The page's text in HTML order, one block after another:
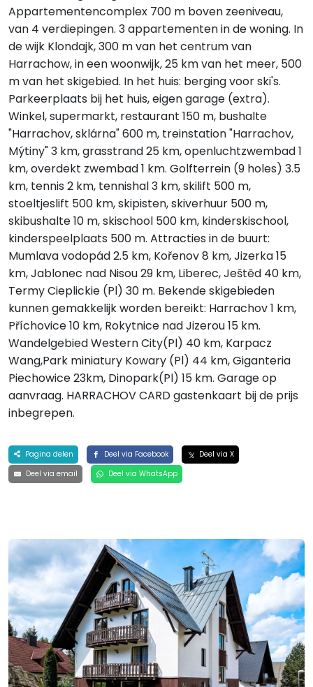
Appartementencomplex 700 m boven zeeniveau,
van 4 verdiepingen. 3 appartementen in de woning. In
de wijk Klondajk, 300 m van het centrum van
Harrachow, in een woonwijk, 25 km van het meer, 500
m van het skigebied. In het huis: berging voor ski's.
Parkeerplaats bij het huis, eigen garage (extra).
Winkel, supermarkt, restaurant 150 m, bushalte
"Harrachov, sklárna" 600 m, treinstation "Harrachov,
Mýtiny" 3 km, grasstrand 25 km, openluchtzwembad 1
km, overdekt zwembad 1 km. Golfterrein (9 holes) 3.5
km, tennis 2 km, tennishal 3 km, skilift 500 m,
stoeltjeslift 500 km, skipisten, skiverhuur 500 m,
skibushalte 10 m, skischool 500 km, kinderskischool,
kinderspeelplaats 500 m. Attracties in de buurt:
Mumlava vodopád 2.5 km, Kořenov 8 km, Jizerka 15
km, Jablonec nad Nisou 29 km, Liberec, Ještěd 40 km,
Termy Cieplickie (Pl) 30 m. Bekende skigebieden
kunnen gemakkelijk worden bereikt: Harrachov 1 km,
Příchovice 10 km, Rokytnice nad Jizerou 15 km.
Wandelgebied Western City(Pl) 40 km, Karpacz
Wang,Park miniatury Kowary (Pl) 44 km, Giganteria
Piechowice 23km, Dinopark(Pl) 15 km. Garage op
aanvraag. HARRACHOV CARD gastenkaart bij de prijs
inbegrepen.
Pagina delen Deel via Facebook
Deel via X
Deel via email
Deel via WhatsApp